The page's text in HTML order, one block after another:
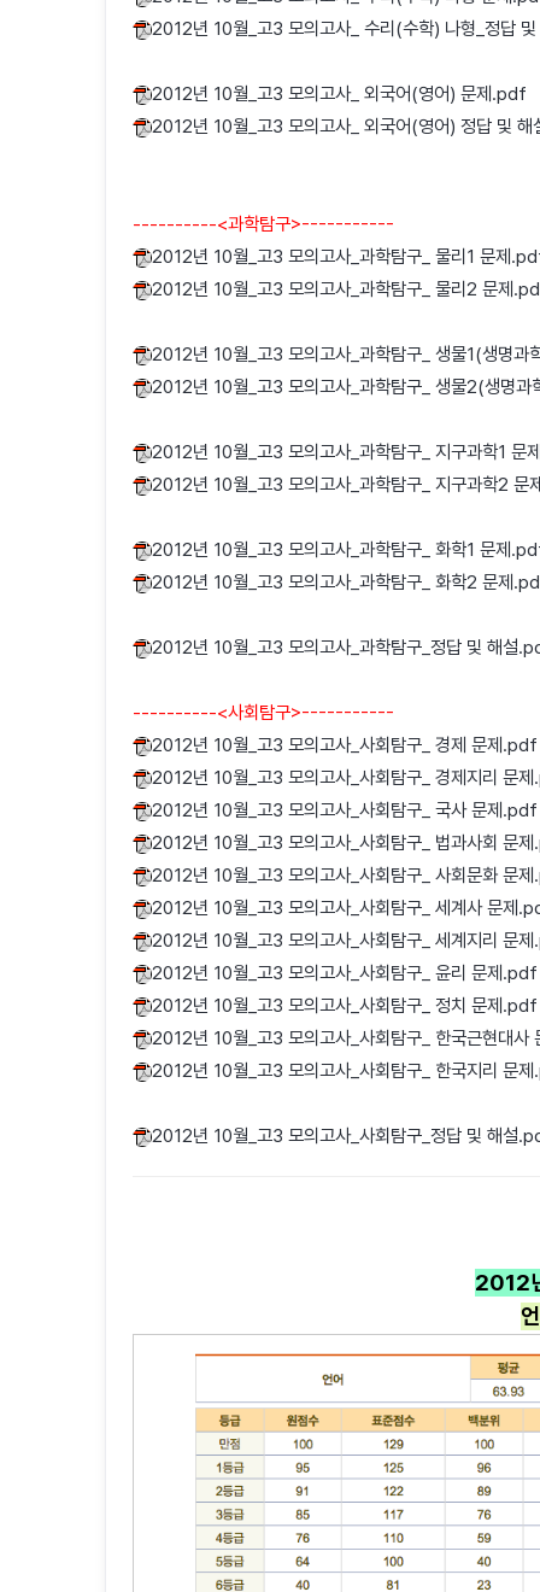
2012년 10월_고3 모의고사_ 수리(수학) 나형_정답
2012년 10월_고3 모의고사_ 외국어(영어) 문제.pdf
2012년 10월_고3 모의고사_ 외국어(영어) 정답 및
----------<과학탐구>-----------
2012년 10월_고3 모의고사_과학탐구_ 물리1 문제
2012년 10월_고3 모의고사_과학탐구_ 물리2 문제
2012년 10월_고3 모의고사_과학탐구_ 생물1(생명
2012년 10월_고3 모의고사_과학탐구_ 생물2(생명
2012년 10월_고3 모의고사_과학탐구_ 지구과학1 문
2012년 10월_고3 모의고사_과학탐구_ 지구과학2
2012년 10월_고3 모의고사_과학탐구_ 화학1 문제
2012년 10월_고3 모의고사_과학탐구_ 화학2 문제
2012년 10월_고3 모의고사_과학탐구_정답 및 해설
----------<사회탐구>-----------
2012년 10월_고3 모의고사_사회탐구_ 경제 문제.pdf
2012년 10월_고3 모의고사_사회탐구_ 경제지리 문
2012년 10월_고3 모의고사_사회탐구_ 국사 문제.pdf
2012년 10월_고3 모의고사_사회탐구_ 법과사회 문
2012년 10월_고3 모의고사_사회탐구_ 사회문화 문
2012년 10월_고3 모의고사_사회탐구_ 세계사 문제
2012년 10월_고3 모의고사_사회탐구_ 세계지리 문
2012년 10월_고3 모의고사_사회탐구_ 윤리 문제.pdf
2012년 10월_고3 모의고사_사회탐구_ 정치 문제.pdf
2012년 10월_고3 모의고사_사회탐구_ 한국근현대
2012년 10월_고3 모의고사_사회탐구_ 한국지리 문
2012년 10월_고3 모의고사_사회탐구_정답 및 해설
2012